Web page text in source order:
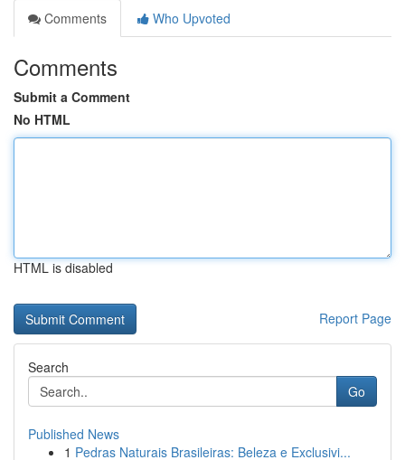
Comments
Who Upvoted
Comments
Submit a Comment
No HTML
HTML is disabled
Report Page
Search
Go
Published News
1 Pedras Naturais Brasileiras: Beleza e Exclusivi...